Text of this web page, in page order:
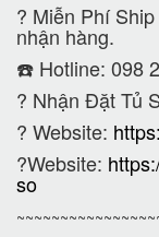
? Miễn Phí
nhận hàng.
☎️ Hotline: 098
? Nhận Đặt Tủ
? Website:
?Website:
so